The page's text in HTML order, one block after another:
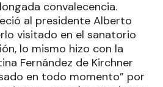
convalecencia.
al presidente Alberto
visitado en el sanatorio
lo mismo hizo con la
Fernández de Kirchner
en todo momento” por